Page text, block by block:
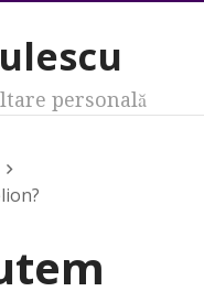
personală